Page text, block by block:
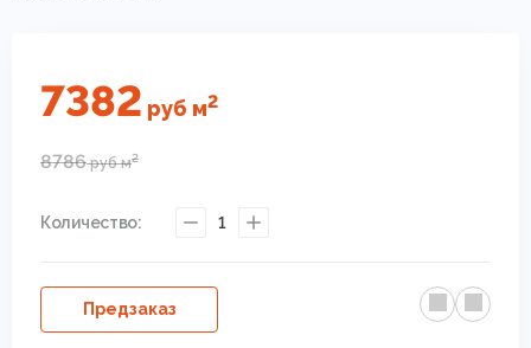
7382 руб м2
8786рубм2
Количество: 1
Предзаказ